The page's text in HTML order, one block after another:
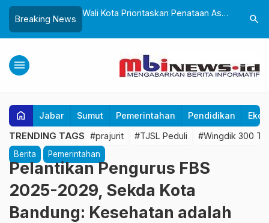
Breaking News
Benahi Mesin
Wali Kota Prioritaskan Penataan Aset
Boleh Ada Lagi Sengketa Lahan
search
menu
home Jabar Sumut Pemerintahan Pendidikan
TRENDING TAGS #prajurit #TJSL Peduli #Wingdik 300
Berita Pemerintahan
Pelantikan Pengurus FBS
2025-2029, Sekda Kota
Bandung: Kesehatan adalah